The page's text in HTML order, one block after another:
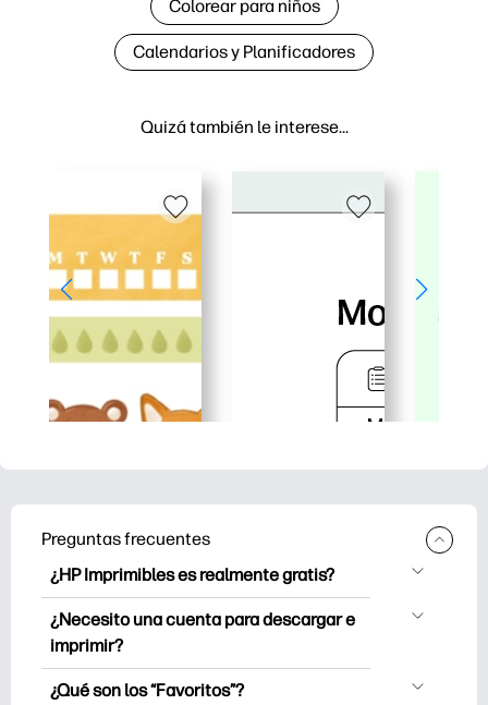
Quizá también le interese…
Colorear para niños
Calendarios y Planificadores
Preguntas frecuentes
¿HP Imprimibles es realmente gratis?
HP Printables ofrece más de 2.500
imprimibles gratuitos para descargar e
imprimir. Explora páginas para colorear
populares, hojas de trabajo de
¿Necesito una cuenta para descargar e
imprimir?
Puede explorar e imprimir sin crear una
¿Qué son los “Favoritos”?